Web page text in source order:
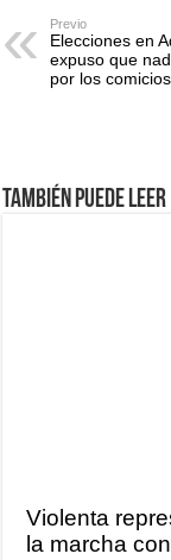
Previo
Elecciones en
expuso que
por los comicios
También puede leer
Violenta
la marcha